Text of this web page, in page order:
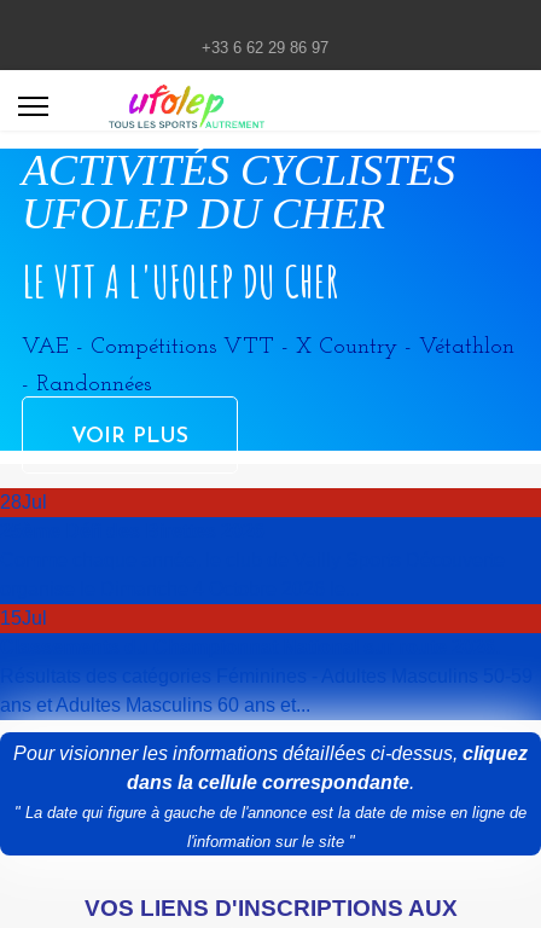
+33 6 62 29 86 97
ACTIVITÉS CYCLISTES
UFOLEP DU CHER
LE VTT A L'UFOLEP DU CHER
VAE - Compétitions VTT - X Country - Vétathlon
- Randonnées
VOIR PLUS
28Jul
15Jul
ans et Adultes Masculins 60 ans et...
Pour visionner les informations détaillées ci-dessus, cliquez
dans la cellule correspondante.
" La date qui figure à gauche de l'annonce est la date de mise en ligne de
l'information sur le site "
VOS LIENS D'INSCRIPTIONS AUX